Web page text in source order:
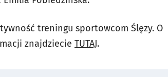
treningu sportowcom Ślęzy. O
znajdziecie TUTAJ.